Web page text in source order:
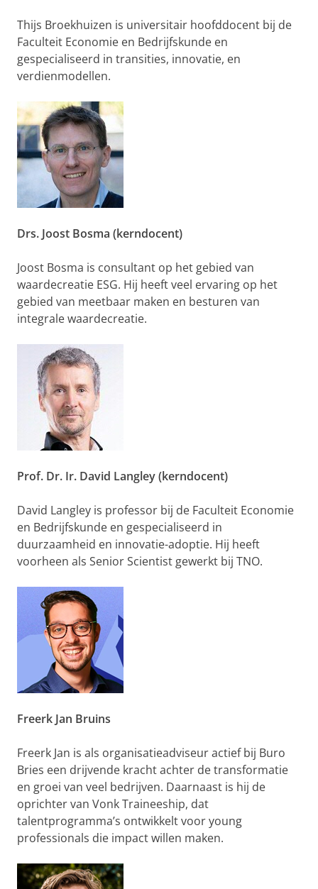
Thijs Broekhuizen is universitair hoofddocent bij de
Faculteit Economie en Bedrijfskunde en
gespecialiseerd in transities, innovatie, en
verdienmodellen.
Drs. Joost Bosma (kerndocent)
Joost Bosma is consultant op het gebied van
waardecreatie ESG. Hij heeft veel ervaring op het
gebied van meetbaar maken en besturen van
integrale waardecreatie.
Prof. Dr. Ir. David Langley (kerndocent)
David Langley is professor bij de Faculteit Economie
en Bedrijfskunde en gespecialiseerd in
duurzaamheid en innovatie-adoptie. Hij heeft
voorheen als Senior Scientist gewerkt bij TNO.
Freerk Jan Bruins
Freerk Jan is als organisatieadviseur actief bij Buro
Bries een drijvende kracht achter de transformatie
en groei van veel bedrijven. Daarnaast is hij de
oprichter van Vonk Traineeship, dat
talentprogramma’s ontwikkelt voor young
professionals die impact willen maken.